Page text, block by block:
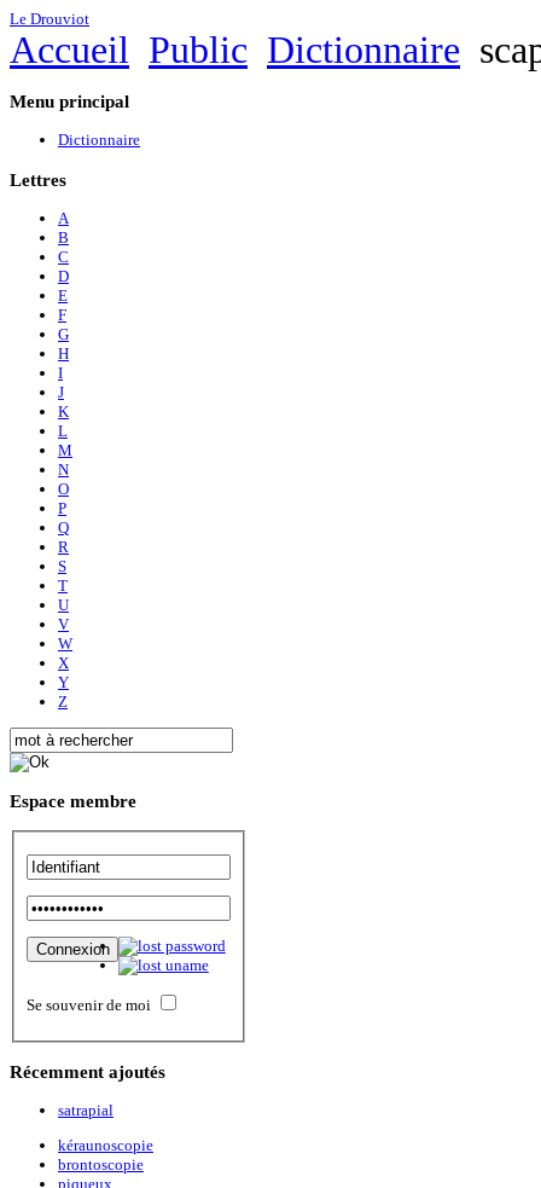
Le Drouviot
Accueil Public Dictionnaire
Menu principal
Dictionnaire
Lettres
A
B
C
D
E
F
G
H
I
J
K
L
M
N
O
P
Q
R
S
T
U
V
W
X
Y
Z
Espace membre
Se souvenir de moi
Récemment ajoutés
satrapial
kéraunoscopie
brontoscopie
piqueux